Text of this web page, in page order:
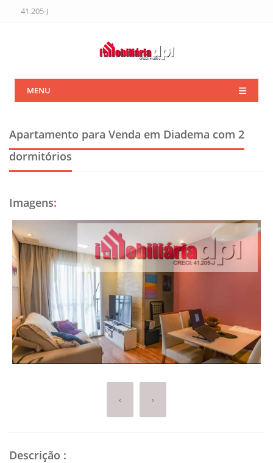
41.205-J
MENU
Apartamento para Venda em Diadema com 2
dormitórios
Imagens:
‹ ›
Descrição :